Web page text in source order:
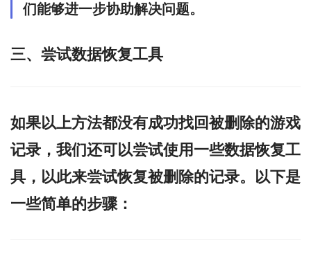
们能够进一步协助解决问题。
三、尝试数据恢复工具
如果以上方法都没有成功找回被删除的游戏
记录，我们还可以尝试使用一些数据恢复工
具，以此来尝试恢复被删除的记录。以下是
一些简单的步骤：